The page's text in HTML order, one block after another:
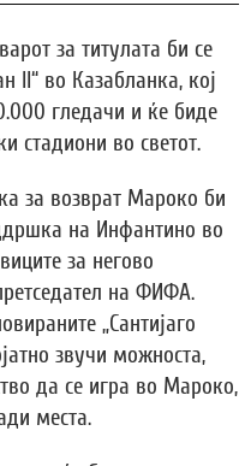
за титулата би се
II“ во Казабланка, кој
гледачи и ќе биде
стадиони во светот.
за возврат Мароко би
на Инфантино во
за негово
на ФИФА.
„Сантијаго
звучи можноста,
да се игра во Мароко,
места.